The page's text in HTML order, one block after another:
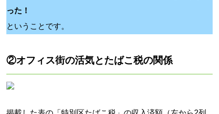
った！
ということです。
②オフィス街の活気とたばこ税の関係